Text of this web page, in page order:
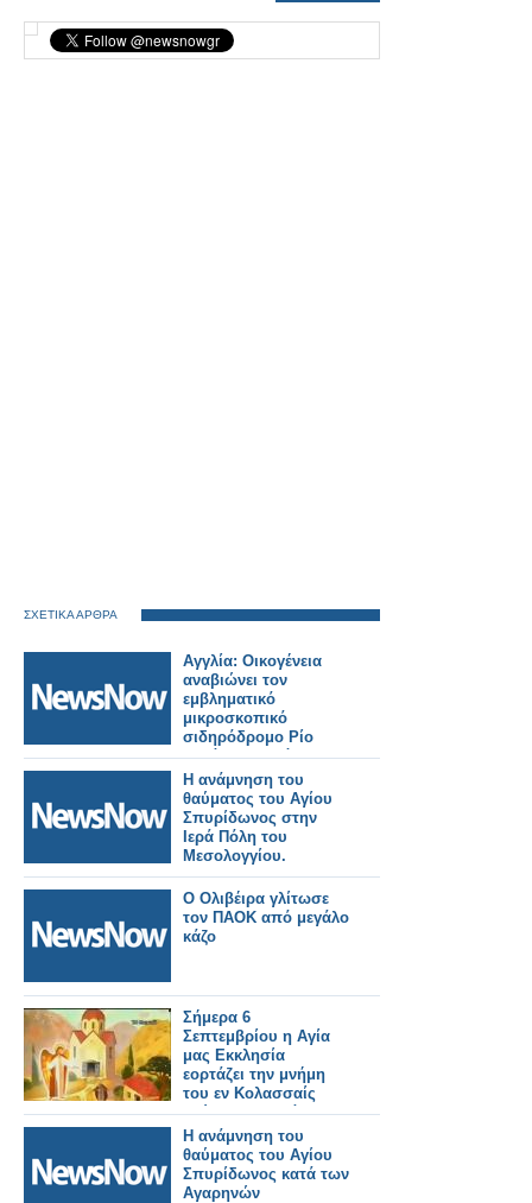
ΣΧΕΤΙΚΑ ΑΡΘΡΑ
Αγγλία: Οικογένεια
αναβιώνει τον
εμβληματικό
μικροσκοπικό
σιδηρόδρομο Ρίο
Γκράντε – Το όραμα
γίνεται
πραγματικότητα
Η ανάμνηση του
θαύματος του Αγίου
Σπυρίδωνος στην
Ιερά Πόλη του
Μεσολογγίου.
Ο Ολιβέιρα γλίτωσε
τον ΠΑΟΚ από μεγάλο
κάζο
Σήμερα 6
Σεπτεμβρίου η Αγία
μας Εκκλησία
εορτάζει την μνήμη
του εν Κολασσαίς
θαύματος παρά του
Αρχιστρατήγου
Μιχαήλ
H ανάμνηση του
θαύματος του Αγίου
Σπυρίδωνος κατά των
Αγαρηνών